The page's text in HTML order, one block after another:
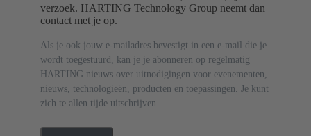
verzoek. HARTING Technology Group neemt dan
contact met je op.
Als je ook jouw e-mailadres bevestigt in een e-mail die je
wordt toegestuurd, kan je je abonneren op regelmatig
HARTING nieuws over uitnodigingen voor evenementen,
nieuws, technologieën, producten en toepassingen. Je kunt
zich te allen tijde uitschrijven.